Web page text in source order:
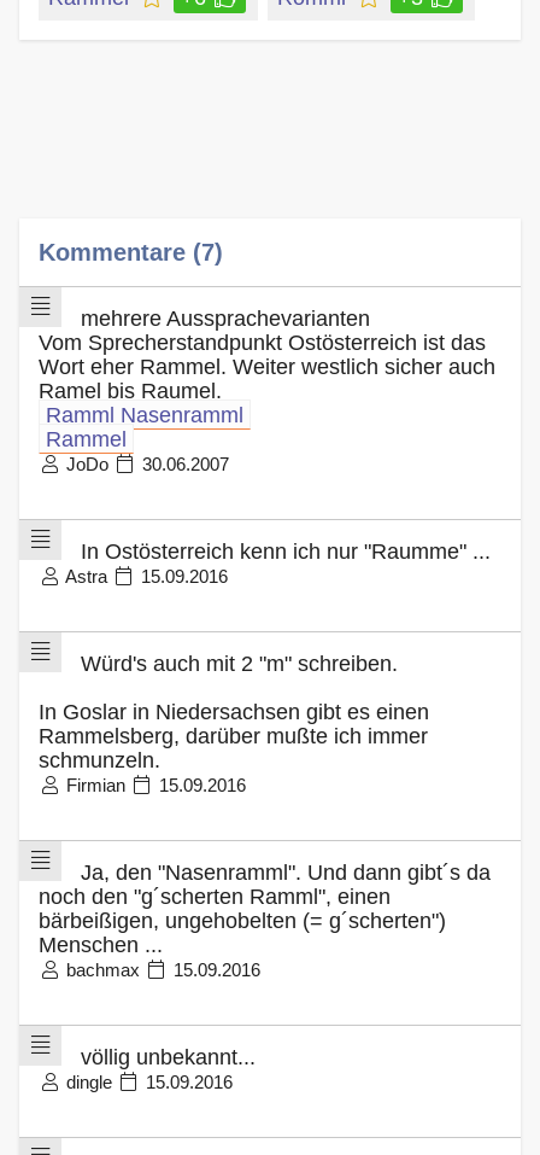
Kommentare (7)
mehrere Aussprachevarianten
Vom Sprecherstandpunkt Ostösterreich ist das
Wort eher Rammel. Weiter westlich sicher auch
Ramel bis Raumel.
Ramml Nasenramml
Rammel
JoDo 30.06.2007
In Ostösterreich kenn ich nur "Raumme" ...
Astra 15.09.2016
Würd's auch mit 2 "m" schreiben.
In Goslar in Niedersachsen gibt es einen
Rammelsberg, darüber mußte ich immer
schmunzeln.
Firmian 15.09.2016
Ja, den "Nasenramml". Und dann gibt´s da
noch den "g´scherten Ramml", einen
bärbeißigen, ungehobelten (= g´scherten")
Menschen ...
bachmax 15.09.2016
völlig unbekannt...
dingle 15.09.2016